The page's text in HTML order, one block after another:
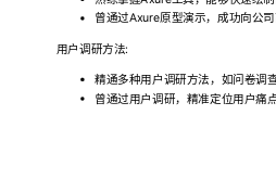
曾通过Axure原型演示，成功向公
用户调研方法:
精通多种用户调研方法，如问卷调
曾通过用户调研，精准定位用户痛